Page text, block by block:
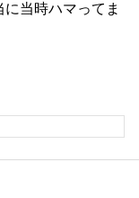
当時ハマってま